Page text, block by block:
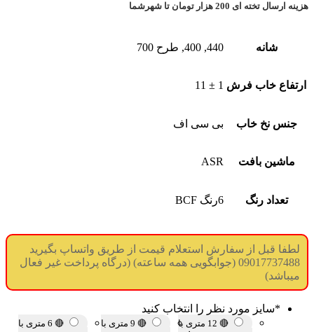
هزینه ارسال تخته ای 200 هزار تومان تا شهرشما
شانه 440, 400, طرح 700
ارتفاع خاب فرش 1 ± 11
جنس نخ خاب بی سی اف
ماشین بافت ASR
تعداد رنگ 6رنگ BCF
لطفا قبل از سفارش استعلام قیمت از طریق واتساپ بگیرید
09017737488 (جوابگویی همه ساعته) (درگاه پرداخت غیر فعال
میباشد)
*سایز مورد نظر را انتخاب کنید
🔴 12 متری با
🔴 9 متری با
🔴 6 متری با